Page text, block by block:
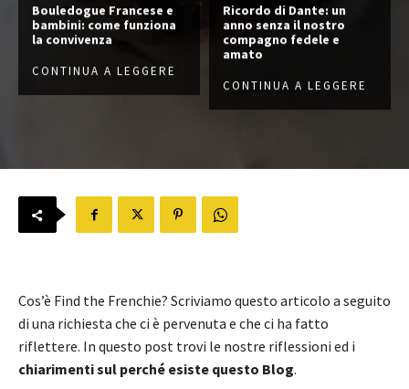
Bouledogue Francese e
bambini: come funziona
la convivenza
CONTINUA A LEGGERE
Ricordo di Dante: un
anno senza il nostro
compagno fedele e
amato
CONTINUA A LEGGERE
Cos’è Find the Frenchie? Scriviamo questo articolo a seguito
di una richiesta che ci è pervenuta e che ci ha fatto
riflettere. In questo post trovi le nostre riflessioni ed i
chiarimenti sul perché esiste questo Blog.